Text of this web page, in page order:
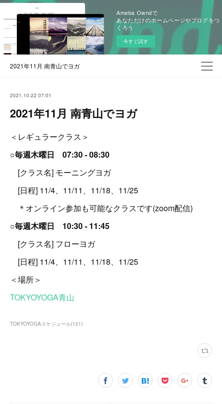
Ameba Owndで
あなただけのホームページやブログをつ
くろう
今すぐ試す
2021年11月 南青山でヨガ
2021.10.22 07:01
2021年11月 南青山でヨガ
＜レギュラークラス＞
○毎週木曜日 07:30 - 08:30
[クラス名] モーニングヨガ
[日程] 11/4、11/11、11/18、11/25
＊オンライン参加も可能なクラスです(zoom配信)
○毎週木曜日 10:30 - 11:45
[クラス名] フローヨガ
[日程] 11/4、11/11、11/18、11/25
＜場所＞
TOKYOYOGA青山
TOKYOYOGAスケジュール(121)